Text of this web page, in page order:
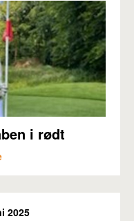
i rødt
2025